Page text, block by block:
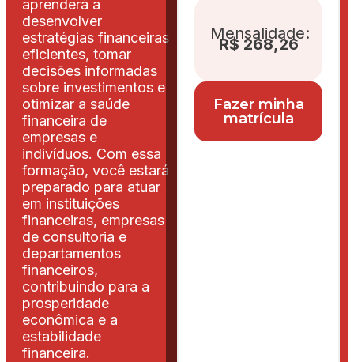
aprenderá a
desenvolver
estratégias financeiras
eficientes, tomar
decisões informadas
sobre investimentos e
otimizar a saúde
financeira de
empresas e
indivíduos. Com essa
formação, você estará
preparado para atuar
em instituições
financeiras, empresas
de consultoria e
departamentos
financeiros,
contribuindo para a
prosperidade
econômica e a
estabilidade
financeira.
Mensalidade:
R$ 268,26
Fazer minha
matrícula